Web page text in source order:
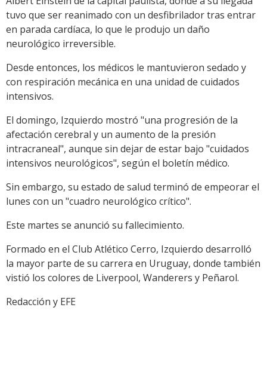
tuvo que ser reanimado con un desfibrilador tras entrar
en parada cardíaca, lo que le produjo un daño
neurológico irreversible.
Desde entonces, los médicos le mantuvieron sedado y
con respiración mecánica en una unidad de cuidados
intensivos.
El domingo, Izquierdo mostró "una progresión de la
afectación cerebral y un aumento de la presión
intracraneal", aunque sin dejar de estar bajo "cuidados
intensivos neurológicos", según el boletín médico.
Sin embargo, su estado de salud terminó de empeorar el
lunes con un "cuadro neurológico crítico".
Este martes se anunció su fallecimiento.
Formado en el Club Atlético Cerro, Izquierdo desarrolló
la mayor parte de su carrera en Uruguay, donde también
vistió los colores de Liverpool, Wanderers y Peñarol.
Redacción y EFE